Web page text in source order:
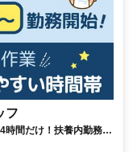
フ
時間だけ！扶養内勤務
フト融通抜群！